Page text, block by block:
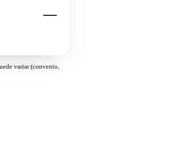
—
variar (convenio,